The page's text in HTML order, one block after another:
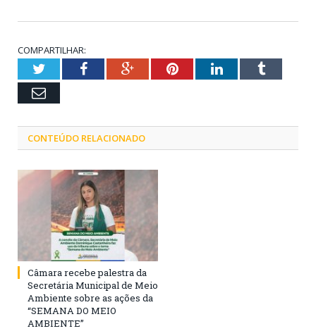
COMPARTILHAR:
TwitterFacebookGoogle+PinterestLinkedInTumblr
Email
CONTEÚDO RELACIONADO
Câmara recebe palestra da
Secretária Municipal de Meio
Ambiente sobre as ações da
“SEMANA DO MEIO
AMBIENTE”